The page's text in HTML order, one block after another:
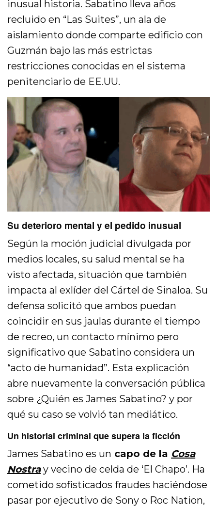
inusual historia. Sabatino lleva años
recluido en “Las Suites”, un ala de
aislamiento donde comparte edificio con
Guzmán bajo las más estrictas
restricciones conocidas en el sistema
penitenciario de EE.UU.
Su deterioro mental y el pedido inusual
Según la moción judicial divulgada por
medios locales, su salud mental se ha
visto afectada, situación que también
impacta al exlíder del Cártel de Sinaloa. Su
defensa solicitó que ambos puedan
coincidir en sus jaulas durante el tiempo
de recreo, un contacto mínimo pero
significativo que Sabatino considera un
“acto de humanidad”. Esta explicación
abre nuevamente la conversación pública
sobre ¿Quién es James Sabatino? y por
qué su caso se volvió tan mediático.
Un historial criminal que supera la ficción
James Sabatino es un capo de la Cosa
Nostray vecino de celda de ‘El Chapo’. Ha
cometido sofisticados fraudes haciéndose
pasar por ejecutivo de Sony o Roc Nation,